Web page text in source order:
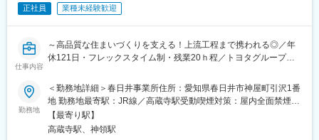
正社員 業種未経験歓迎
仕事内容
～高品質な住まいづくりを支える！上流工程まで携われる◎／年
休121日・フレックスタイム制・残業20ｈ程／トヨタグループの
■概要：
トヨタグループの住宅メーカーである当社にて、生産技術職を募
集します。
住宅にまつわる新商品立上げに伴う工程設計や設備導入、生産性
勤務地
＜勤務地詳細＞春日井事業所住所：愛知県春日井市神屋町引沢1番
地 勤務地最寄駅：JR線／高蔵寺駅受動喫煙対策：屋内全面禁煙変
更の範囲：会社の定める事業所（リモートワーク含む）
【最寄り駅】
高蔵寺駅、神領駅